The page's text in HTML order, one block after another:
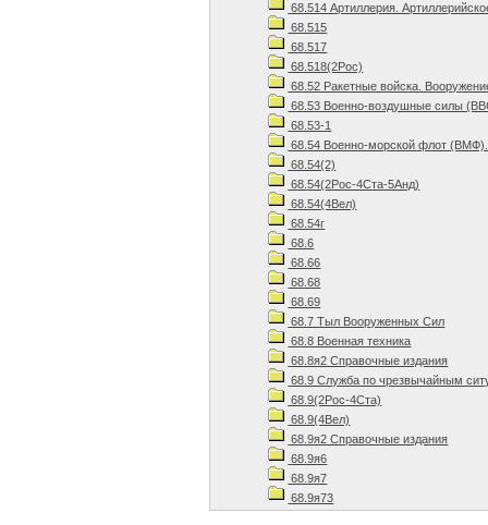
68.514 Артиллерия.
68.515
68.517
68.518(2Рос)
68.52 Ракетные войска.
68.53 Военно-воздушные силы
68.53-1
68.54 Военно-морской флот
68.54(2)
68.54(2Рос-4Ста-5Анд)
68.54(4Вел)
68.54г
68.6
68.66
68.68
68.69
68.7 Тыл Вооруженных Сил
68.8 Военная техника
68.8я2 Справочные издания
68.9 Служба по чрезвычайным
68.9(2Рос-4Ста)
68.9(4Вел)
68.9я2 Справочные издания
68.9я6
68.9я7
68.9я73